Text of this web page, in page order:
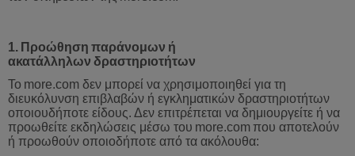
1. Προώθηση παράνομων ή
ακατάλληλων δραστηριοτήτων
Το more.com δεν μπορεί να χρησιμοποιηθεί για τη
διευκόλυνση επιβλαβών ή εγκληματικών δραστηριοτήτων
οποιουδήποτε είδους. Δεν επιτρέπεται να δημιουργείτε ή να
προωθείτε εκδηλώσεις μέσω του more.comπου αποτελούν
ή προωθούν οποιοδήποτε από τα ακόλουθα: